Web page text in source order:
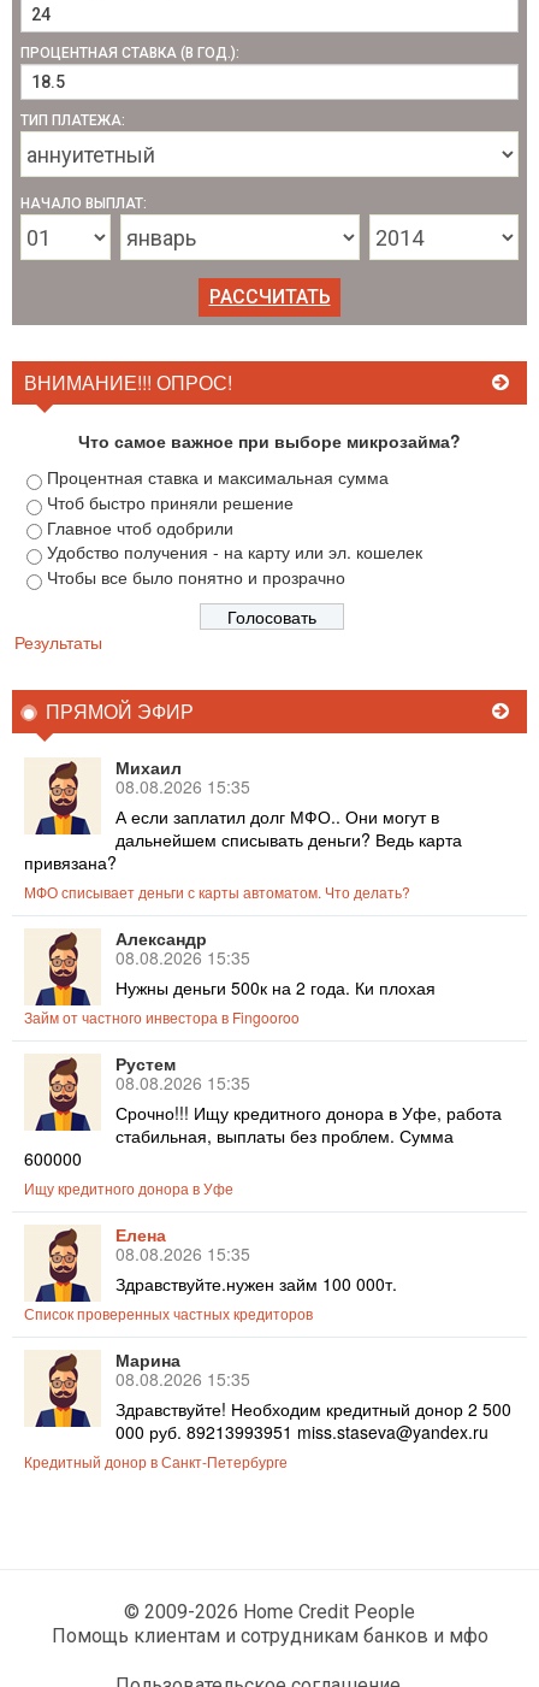
ПРОЦЕНТНАЯ СТАВКА (В ГОД.):
ТИП ПЛАТЕЖА:
НАЧАЛО ВЫПЛАТ:
ВНИМАНИЕ!!! ОПРОС!
Что самое важное при выборе микрозайма?
Процентная ставка и максимальная сумма
Чтоб быстро приняли решение
Главное чтоб одобрили
Удобство получения - на карту или эл. кошелек
Чтобы все было понятно и прозрачно
Результаты
ПРЯМОЙ ЭФИР
Михаил
08.08.2026 15:35
А если заплатил долг МФО.. Они могут в
дальнейшем списывать деньги? Ведь карта
привязана?
МФО списывает деньги с карты автоматом. Что делать?
Александр
08.08.2026 15:35
Нужны деньги 500к на 2 года. Ки плохая
Займ от частного инвестора в Fingooroo
Рустем
08.08.2026 15:35
Срочно!!! Ищу кредитного донора в Уфе, работа
стабильная, выплаты без проблем. Сумма
600000
Ищу кредитного донора в Уфе
Елена
08.08.2026 15:35
Здравствуйте.нужен займ 100 000т.
Список проверенных частных кредиторов
Марина
08.08.2026 15:35
Здравствуйте! Необходим кредитный донор 2 500
000 руб. 89213993951 miss.staseva@yandex.ru
Кредитный донор в Санкт-Петербурге
© 2009-2026 Home Credit People
Помощь клиентам и сотрудникам банков и мфо